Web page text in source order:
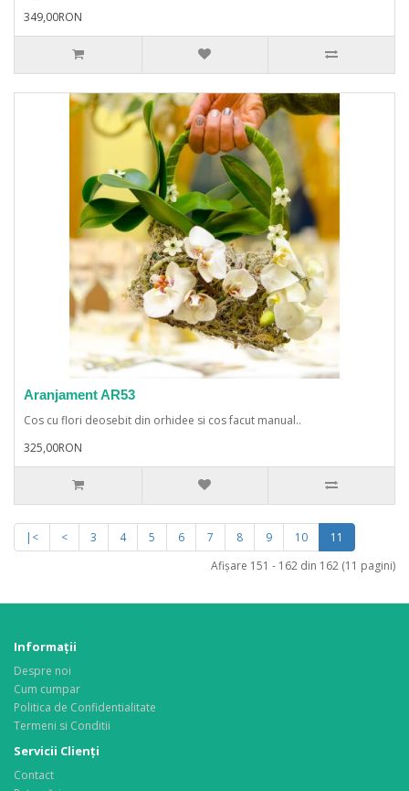
349,00RON
Aranjament AR53
Cos cu flori deosebit din orhidee si cos facut manual..
325,00RON
|< < 3 4 5 6 7 8 9 10
11
Afişare 151 - 162 din 162 (11 pagini)
Informaţii
Despre noi
Cum cumpar
Politica de Confidentialitate
Termeni si Conditii
Servicii Clienţi
Contact